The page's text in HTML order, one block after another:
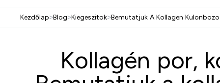
Kezdőlap>Blog>Kiegeszitok>Bemutatjuk A Kollagen
Kollagén por,